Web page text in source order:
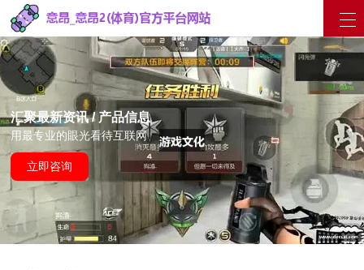
汇聚最新资讯 / 产品信息
用最专业的眼光看待互联网
立即咨询